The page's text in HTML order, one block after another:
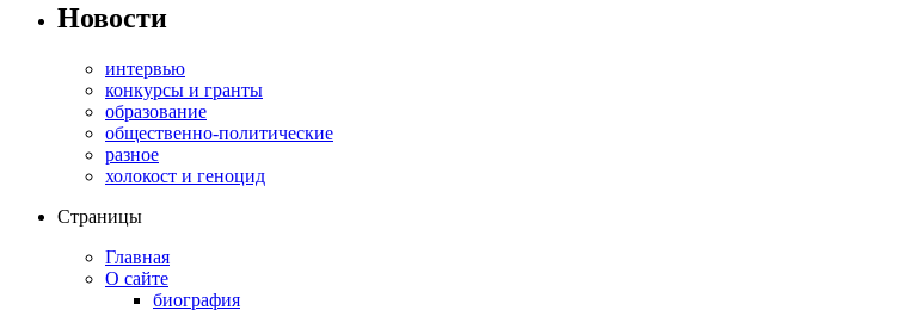
Новости
интервью
конкурсы и гранты
образование
общественно-политические
разное
холокост и геноцид
Страницы
Главная
О сайте
биография